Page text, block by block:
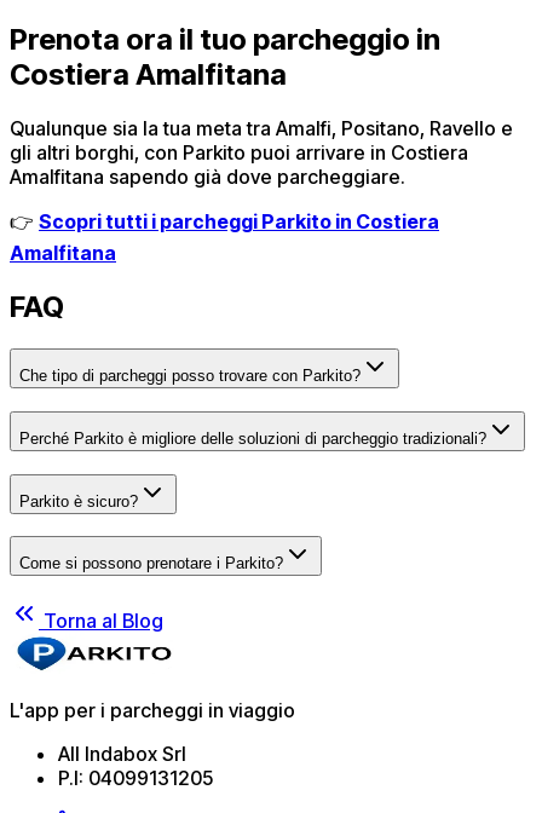
Prenota ora il tuo parcheggio in
Costiera Amalfitana
Qualunque sia la tua meta tra Amalfi, Positano, Ravello e
gli altri borghi, con Parkito puoi arrivare in Costiera
Amalfitana sapendo già dove parcheggiare.
👉 Scopri tutti i parcheggi Parkito in Costiera
Amalfitana
FAQ
Che tipo di parcheggi posso trovare con Parkito?
Perché Parkito è migliore delle soluzioni di parcheggio tradizionali?
Parkito è sicuro?
Come si possono prenotare i Parkito?
Torna al Blog
L'app per i parcheggi in viaggio
All Indabox Srl
P.I: 04099131205